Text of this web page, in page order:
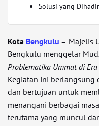
Solusi yang
Kota Bengkulu – Majelis
Bengkulu menggelar
Problematika Ummat di
Kegiatan ini
dan bertujuan untuk
menangani berbagai
terutama yang muncul